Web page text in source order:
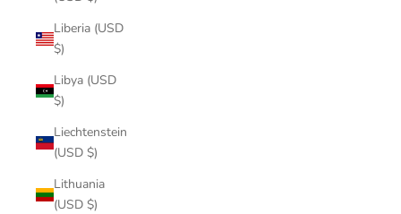
Liberia (USD
$)
Libya (USD
$)
Liechtenstein
(USD $)
Lithuania
(USD $)